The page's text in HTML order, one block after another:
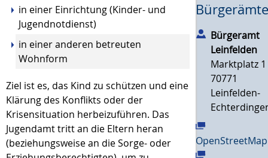
in einer Einrichtung (Kinder- und
Jugendnotdienst)
in einer anderen betreuten
Wohnform
Ziel ist es, das Kind zu schützen und eine
Klärung des Konflikts oder der
Krisensituation herbeizuführen. Das
Jugendamt tritt an die Eltern heran
(beziehungsweisean die Sorge- oder
Bürgeramt
Leinfelden
Marktplatz 1
70771
Leinfelden-
OpenStreetMap